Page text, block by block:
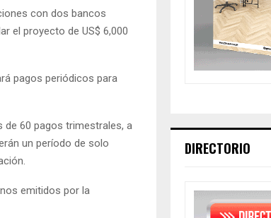
con dos bancos
el proyecto de US$ 6,000
pagos periódicos para
60 pagos trimestrales, a
un período de solo
emitidos por la
DIRECTORIO